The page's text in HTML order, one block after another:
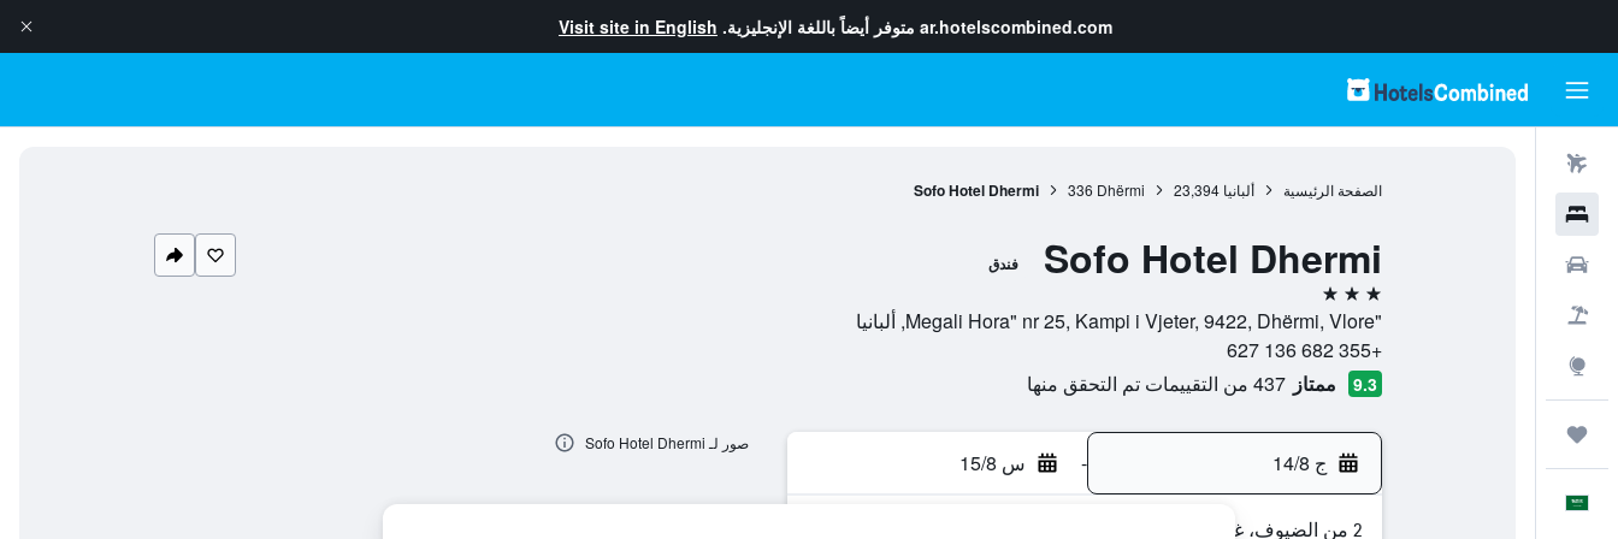
ar.hotelscombined.com متوفر أيضاً باللغة الإنجليزية. Visit site in English
الصفحة الرئيسية ألبانيا 23,394
Dhërmi
336
Sofo Hotel Dhermi
Sofo Hotel Dhermi فندق
3 نجوم
"Megali Hora" nr 25, Kampi i Vjeter, 9422, Dhërmi, Vlore, ألبانيا
+355 682 136 627
9.3 ممتاز 437 من التقييمات تم التحقق منها
ج 14/8 - س 15/8
2 من الضيوف، غرفة واحدة
صور لـ Sofo Hotel Dhermi